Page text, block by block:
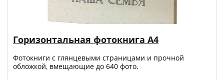
Горизонтальная фотокнига А4
Фотокниги с глянцевыми страницами и прочной
обложкой, вмещающие до 640 фото.